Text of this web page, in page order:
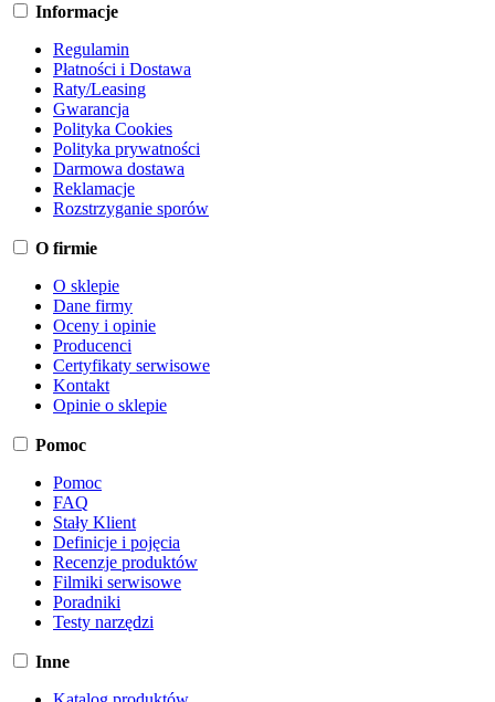
Informacje
Regulamin
Płatności i Dostawa
Raty/Leasing
Gwarancja
Polityka Cookies
Polityka prywatności
Darmowa dostawa
Reklamacje
Rozstrzyganie sporów
O firmie
O sklepie
Dane firmy
Oceny i opinie
Producenci
Certyfikaty serwisowe
Kontakt
Opinie o sklepie
Pomoc
Pomoc
FAQ
Stały Klient
Definicje i pojęcia
Recenzje produktów
Filmiki serwisowe
Poradniki
Testy narzędzi
Inne